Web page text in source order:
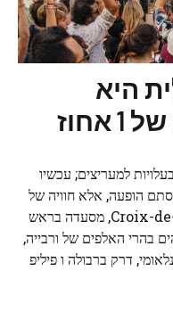
היא
למעריצים; עכשיו
הופעה, אלא חוויה של
פעם בחיים. השמש שוקעת על Croix-de-Coeur, מסעדה בראש
רגל מעל פני הים בהרי האלפים של ורבייה,
דרק ברבולה ו פיליפ